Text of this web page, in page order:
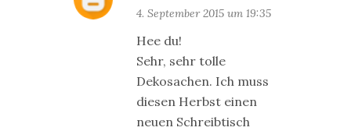
4. September 2015 um 19:35
Hee du!
Sehr, sehr tolle
Dekosachen. Ich muss
diesen Herbst einen
neuen Schreibtisch